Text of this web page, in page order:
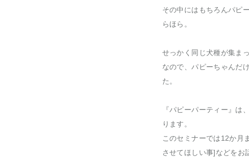
その中にはもちろんパピ
らほら。
せっかく同じ犬種が集ま
なので、パピーちゃんだ
た。
『パピーパーティー』は
ります。
このセミナーでは12か月
させてほしい事]などをお